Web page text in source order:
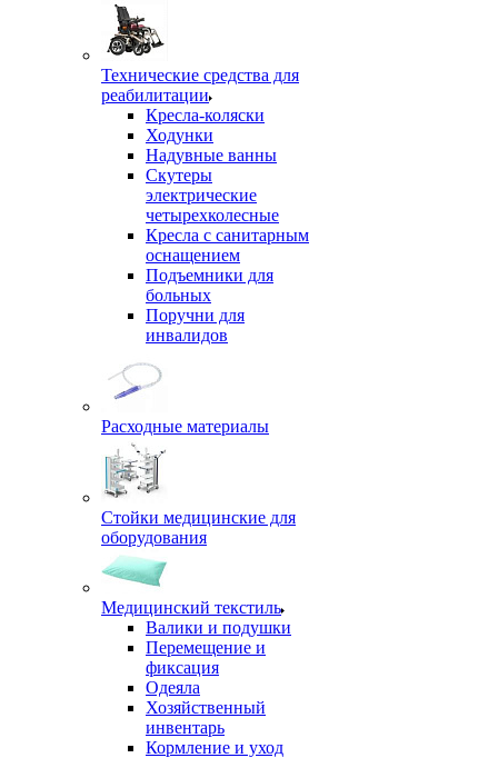
Технические средства для
реабилитации
Кресла-коляски
Ходунки
Надувные ванны
Скутеры
электрические
четырехколесные
Кресла с санитарным
оснащением
Подъемники для
больных
Поручни для
инвалидов
Расходные материалы
Стойки медицинские для
оборудования
Медицинский текстиль
Валики и подушки
Перемещение и
фиксация
Одеяла
Хозяйственный
инвентарь
Кормление и уход